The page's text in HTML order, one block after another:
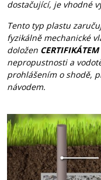
dostačující, je vhodné
Tento typ plastu
fyzikálně mechanické
doložen CERTIFIKÁTEM
nepropustnosti a
prohlášením o shodě,
návodem.